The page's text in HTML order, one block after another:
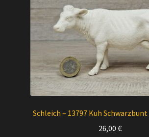
Schleich – 13797 Kuh
26,00 €